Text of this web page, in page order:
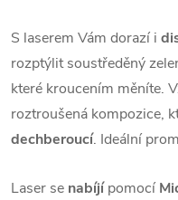
S laserem Vám dorazí i
rozptýlit soustředěný
které kroucením měníte.
roztroušená kompozice,
dechberoucí. Ideální
Laser se nabíjípomocí